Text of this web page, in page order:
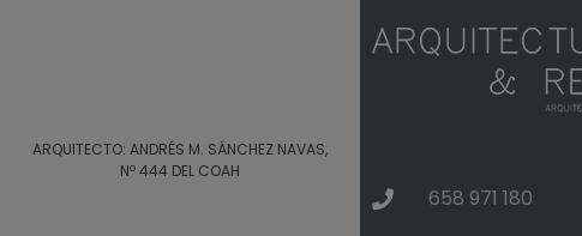
ARQUITECTO: ANDRÉS M. SÁNCHEZ NAVAS,
Nº 444 DEL COAH
658 971 180